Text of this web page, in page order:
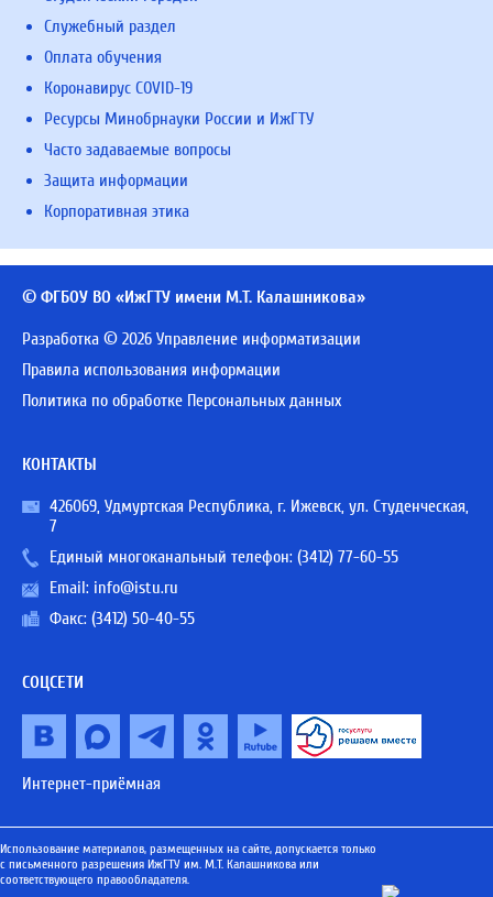
Служебный раздел
Оплата обучения
Коронавирус COVID-19
Ресурсы Минобрнауки России и ИжГТУ
Часто задаваемые вопросы
Защита информации
Корпоративная этика
© ФГБОУ ВО «ИжГТУ имени М.Т. Калашникова»
Разработка © 2026 Управление информатизации
Правила использования информации
Политика по обработке Персональных данных
КОНТАКТЫ
426069, Удмуртская Республика, г. Ижевск, ул. Студенческая,
7
Единый многоканальный телефон: (3412) 77-60-55
Email: info@istu.ru
Факс: (3412) 50-40-55
СОЦСЕТИ
Интернет-приёмная
Использование материалов, размещенных на сайте, допускается только
с письменного разрешения ИжГТУ им. М.Т. Калашникова или
соответствующего правообладателя.